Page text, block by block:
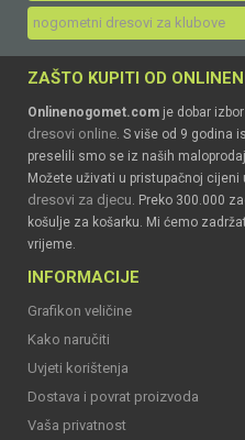
nogometni dresovi za klubove
ZAŠTO KUPITI OD
Onlinenogomet.com je dobar
dresovi online. S više od 9 godina
preselili smo se iz naših
Možete uživati u pristupačnoj
dresovi za djecu. Preko 300.000
košulje za košarku. Mi ćemo
vrijeme.
INFORMACIJE
Grafikon veličine
Kako naručiti
Uvjeti korištenja
Dostava i povrat proizvoda
Vaša privatnost